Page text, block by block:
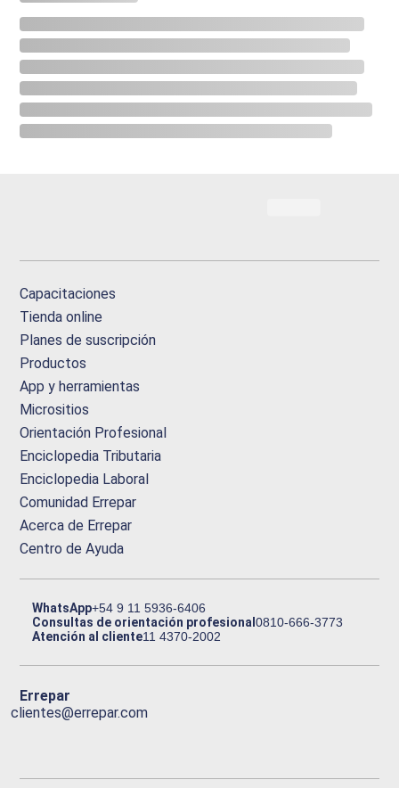
Capacitaciones
Tienda online
Planes de suscripción
Productos
App y herramientas
Micrositios
Orientación Profesional
Enciclopedia Tributaria
Enciclopedia Laboral
Comunidad Errepar
Acerca de Errepar
Centro de Ayuda
WhatsApp+54 9 11 5936-6406
Consultas de orientación profesional0810-666-3773
Atención al cliente11 4370-2002
Errepar
clientes@errepar.com